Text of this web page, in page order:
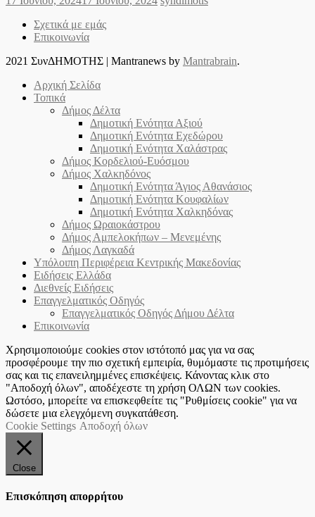
Σχετικά με εμάς
Επικοινωνία
2021 ΣυνΔΗΜΟΤΗΣ | Mantranews by Mantrabrain.
Αρχική Σελίδα
Τοπικά
Δήμος Δέλτα
Δημοτική Ενότητα Αξιού
Δημοτική Ενότητα Εχεδώρου
Δημοτική Ενότητα Χαλάστρας
Δήμος Κορδελιού-Ευόσμου
Δήμος Χαλκηδόνος
Δημοτική Ενότητα Άγιος Αθανάσιος
Δημοτική Ενότητα Κουφαλίων
Δημοτική Ενότητα Χαλκηδόνας
Δήμος Ωραιοκάστρου
Δήμος Αμπελοκήπων – Μενεμένης
Δήμος Λαγκαδά
Υπόλοιπη Περιφέρεια Κεντρικής Μακεδονίας
Ειδήσεις Ελλάδα
Διεθνείς Ειδήσεις
Επαγγελματικός Οδηγός
Επαγγελματικός Οδηγός Δήμου Δέλτα
Επικοινωνία
Χρησιμοποιούμε cookies στον ιστότοπό μας για να σας
προσφέρουμε την πιο σχετική εμπειρία, θυμόμαστε τις προτιμήσεις
σας και τις επανειλημμένες επισκέψεις. Κάνοντας κλικ στο
"Αποδοχή όλων", αποδέχεστε τη χρήση ΟΛΩΝ των cookies.
Ωστόσο, μπορείτε να επισκεφθείτε τις "Ρυθμίσεις cookie" για να
δώσετε μια ελεγχόμενη συγκατάθεση.
Cookie Settings Αποδοχή όλων
Close
Επισκόπηση απορρήτου